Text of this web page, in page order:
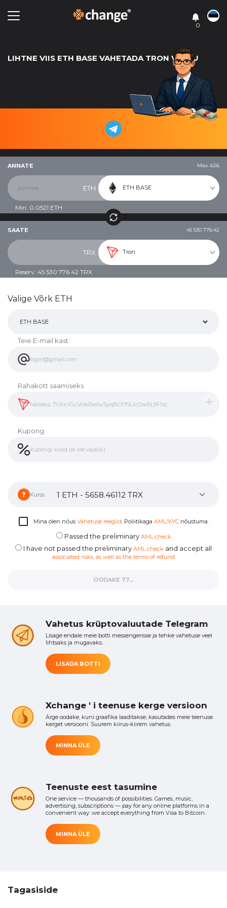
0
LIHTNE VIIS ETH BASE VAHETADA TRON VASTU
ANNATE Max: 626
ETH ETH BASE
Min: 0.0521 ETH
SAATE 45 530 776.42
TRX Tron
Reserv: 45 530 776.42 TRX
Valige Võrk ETH
Teie E-mail kast
Rahakott saamiseks
Kupong
Kurss
Mina olen nőus Vahetuse reeglid. Poliitikaga AML/KYCnõustuma.
Passed the preliminary AML check
I have not passed the preliminary AML check and accept all
associated risks, as well as the terms of refund
OODAKE 74...
Vahetus krüptovaluutade Telegram
Lisage endale meie botti messengerisse ja tehke vahetuse veel
lihtsaks ja mugavaks.
LISADA BOTTI
Xchange ' i teenuse kerge versioon
Ärge oodake, kuni graafika laaditakse, kasutades meie teenuse
kerget versiooni. Suurem kiirus-kiirem vahetus.
MINNA ÜLE
Teenuste eest tasumine
One service — thousands of possibilities. Games, music,
advertising, subscriptions — pay for any online platforms in a
convenient way: we accept everything from Visa to Bitcoin.
MINNA ÜLE
Tagasiside